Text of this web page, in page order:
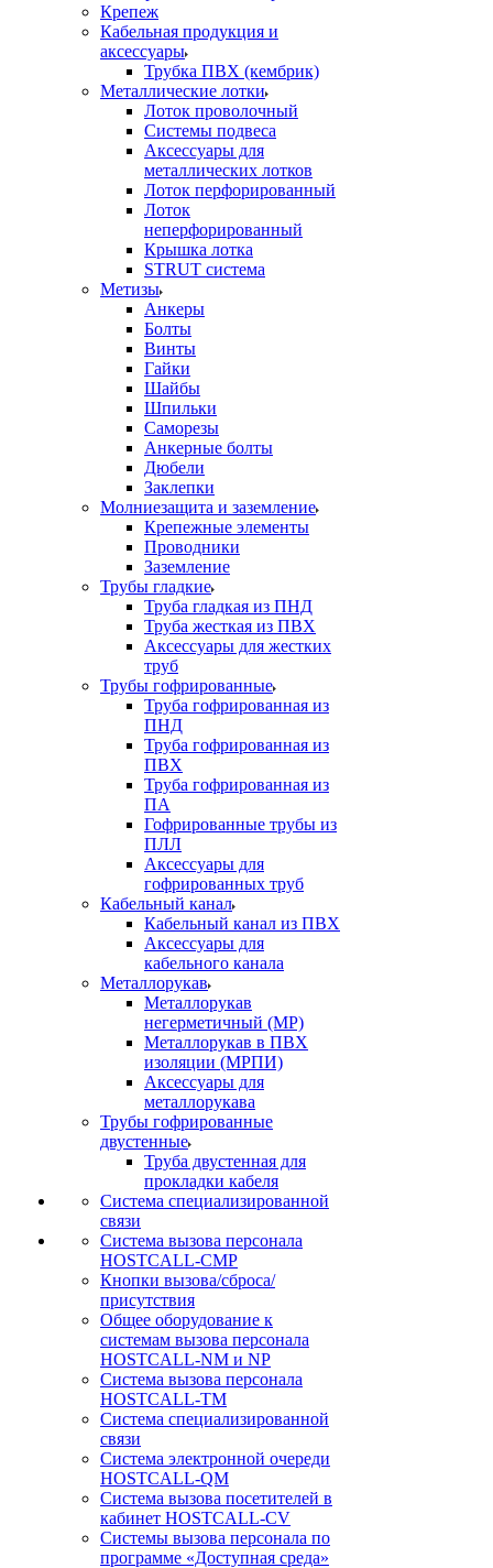
Крепеж
Кабельная продукция и
аксессуары
Трубка ПВХ (кембрик)
Металлические лотки
Лоток проволочный
Системы подвеса
Аксессуары для
металлических лотков
Лоток перфорированный
Лоток
неперфорированный
Крышка лотка
STRUT система
Метизы
Анкеры
Болты
Винты
Гайки
Шайбы
Шпильки
Саморезы
Анкерные болты
Дюбели
Заклепки
Молниезащита и заземление
Крепежные элементы
Проводники
Заземление
Трубы гладкие
Труба гладкая из ПНД
Труба жесткая из ПВХ
Аксессуары для жестких
труб
Трубы гофрированные
Труба гофрированная из
ПНД
Труба гофрированная из
ПВХ
Труба гофрированная из
ПА
Гофрированные трубы из
ПЛЛ
Аксессуары для
гофрированных труб
Кабельный канал
Кабельный канал из ПВХ
Аксессуары для
кабельного канала
Металлорукав
Металлорукав
негерметичный (МР)
Металлорукав в ПВХ
изоляции (МРПИ)
Аксессуары для
металлорукава
Трубы гофрированные
двустенные
Труба двустенная для
прокладки кабеля
Система специализированной
связи
Cистема вызова персонала
HOSTCALL-CMP
Кнопки вызова/сброса/
присутствия
Общее оборудование к
системам вызова персонала
HOSTCALL-NM и NP
Система вызова персонала
HOSTCALL-TM
Система специализированной
связи
Система электронной очереди
HOSTCALL-QM
Cистема вызова посетителей в
кабинет HOSTCALL-CV
Системы вызова персонала по
программе «Доступная среда»